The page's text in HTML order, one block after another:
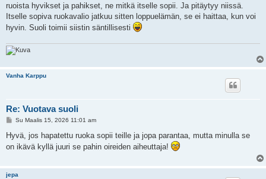
ruoista hyvikset ja pahikset, ne mitkä itselle sopii. Ja pitäytyy niissä.
Itselle sopiva ruokavalio jatkuu sitten loppuelämän, se ei haittaa, kun voi
hyvin. Suoli toimii siistin säntillisesti
Vanha Karppu
Re: Vuotava suoli
V
e
s
t
Su Maalis 15, 2026 11:01 am
Hyvä, jos hapatettu ruoka sopii teille ja jopa parantaa, mutta minulla se
on ikävä kyllä juuri se pahin oireiden aiheuttaja!
jepa